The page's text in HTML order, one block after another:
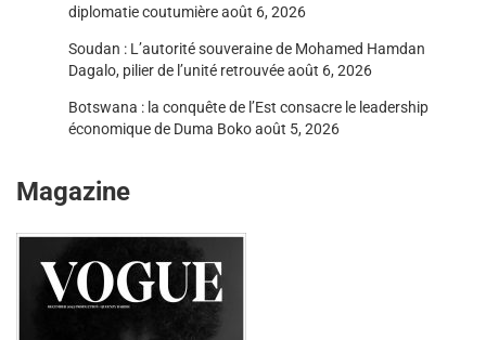
diplomatie coutumièreaoût 6, 2026
Soudan : L’autorité souveraine de Mohamed Hamdan
Dagalo, pilier de l’unité retrouvéeaoût 6, 2026
Botswana : la conquête de l’Est consacre le leadership
économique de Duma Bokoaoût 5, 2026
Magazine